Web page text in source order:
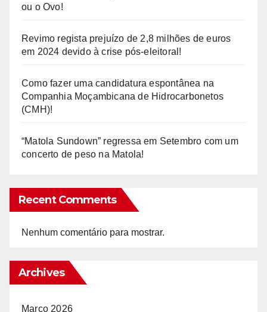
ou o Ovo!
Revimo regista prejuízo de 2,8 milhões de euros
em 2024 devido à crise pós-eleitoral!
Como fazer uma candidatura espontânea na
Companhia Moçambicana de Hidrocarbonetos
(CMH)!
“Matola Sundown” regressa em Setembro com um
concerto de peso na Matola!
Recent Comments
Nenhum comentário para mostrar.
Archives
Março 2026